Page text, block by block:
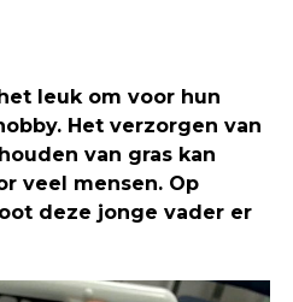
leuk om voor hun
Het verzorgen van
van gras kan
veel mensen. Op
deze jonge vader er